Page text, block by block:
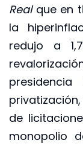
Realque en
la
redujo a
de
monopolio